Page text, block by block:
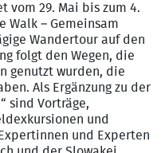
vom 29. Mai bis zum 4.
Walk – Gemeinsam
Wandertour auf den
folgt den Wegen, die
genutzt wurden, die
Als Ergänzung zu der
sind Vorträge,
und
und Experten